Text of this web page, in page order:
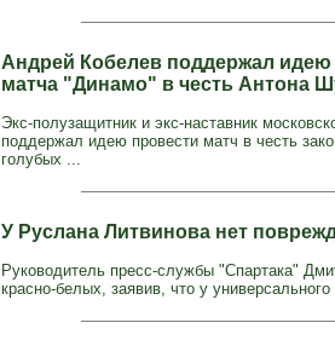
Андрей Кобелев поддержал
матча "Динамо" в честь Антона
Экс-полузащитник и экс-наставник
поддержал идею провести матч в честь
голубых ...
У Руслана Литвинова нет
Руководитель пресс‑службы "Спартака"
красно-белых, заявив, что у